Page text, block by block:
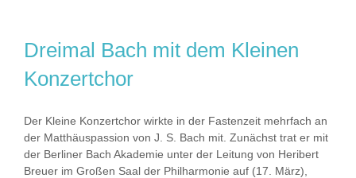
Dreimal Bach mit dem Kleinen
Konzertchor
Der Kleine Konzertchor wirkte in der Fastenzeit mehrfach an
der Matthäuspassion von J. S. Bach mit. Zunächst trat er mit
der Berliner Bach Akademie unter der Leitung von Heribert
Breuer im Großen Saal der Philharmonie auf (17. März),